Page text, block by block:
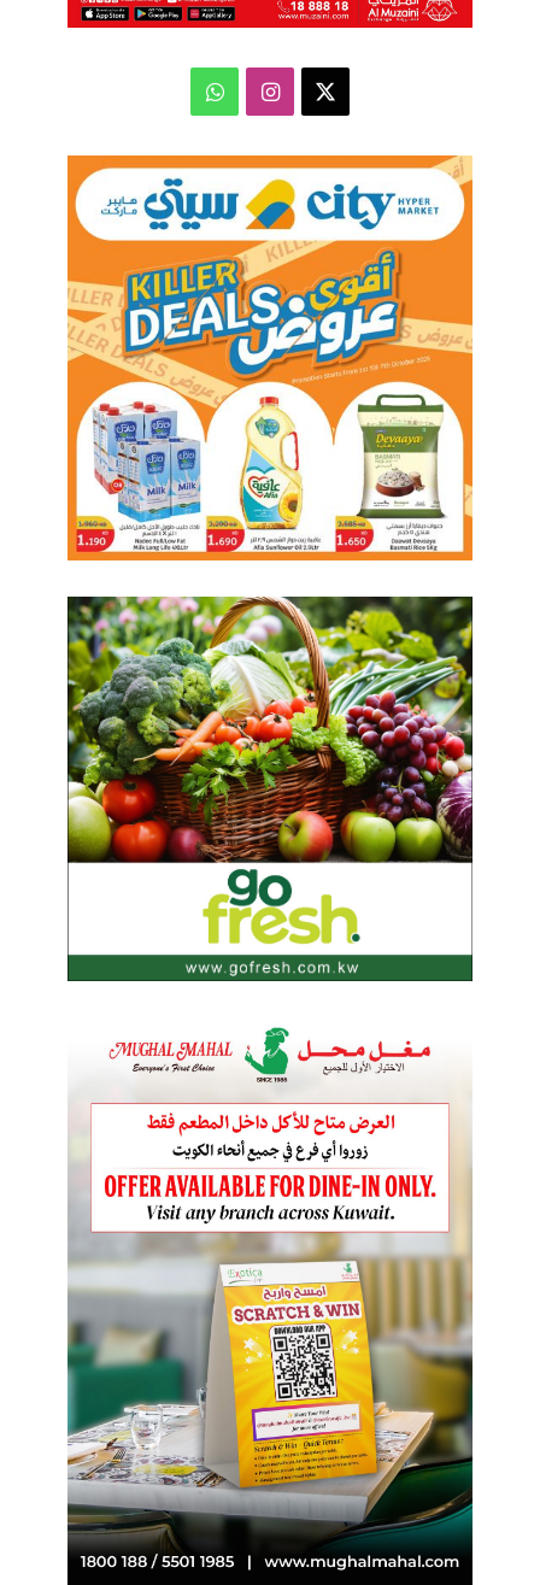
انستقرامواتساب